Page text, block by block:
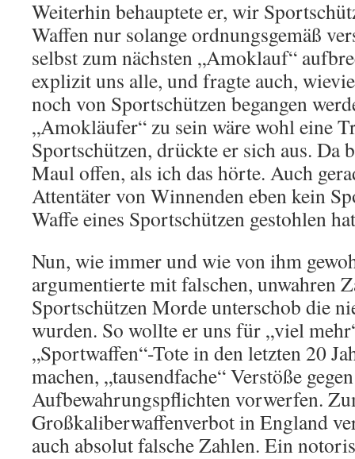
Weiterhin behauptete er, wir
Waffen nur solange ordnungsgemäß
selbst zum nächsten „Amoklauf“
explizit uns alle, und fragte auch,
noch von Sportschützen begangen
„Amokläufer“ zu sein wäre wohl eine
Sportschützen, drückte er sich aus. Da
Maul offen, als ich das hörte. Auch
Attentäter von Winnenden eben kein
Waffe eines Sportschützen gestohlen
Nun, wie immer und wie von ihm
argumentierte mit falschen, unwahren
Sportschützen Morde unterschob die
wurden. So wollte er uns für „viel
„Sportwaffen“-Tote in den letzten 20
machen, „tausendfache“ Verstöße
Aufbewahrungspflichten vorwerfen.
Großkaliberwaffenverbot in England
auch absolut falsche Zahlen. Ein